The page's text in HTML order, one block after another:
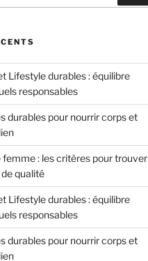
Lifestyle durables : équilibre
responsables
durables pour nourrir corps et
: les critères pour trouver
qualité
Lifestyle durables : équilibre
responsables
durables pour nourrir corps et